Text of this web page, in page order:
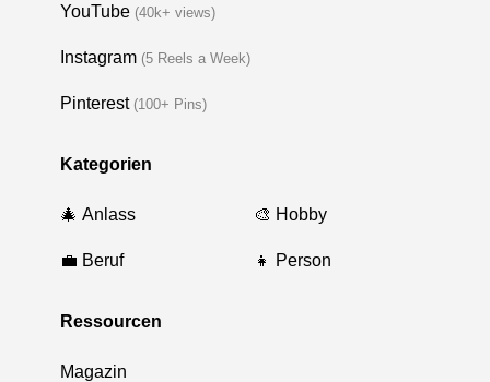
YouTube (40k+ views)
Instagram (5 Reels a Week)
Pinterest (100+ Pins)
Kategorien
🎄 Anlass
💼 Beruf
🎨 Hobby
👧 Person
Ressourcen
Magazin